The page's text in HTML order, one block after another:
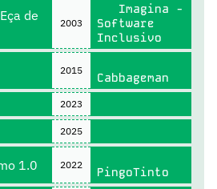
de
2003
Imagina -
Software
Inclusivo
2015
Cabbageman
2023
2025
1.0 2022
PingoTinto